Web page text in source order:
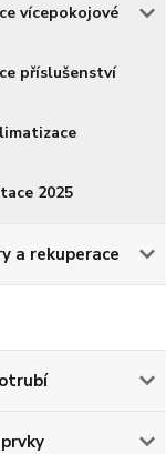
vícepokojové
příslušenství
2025
a rekuperace